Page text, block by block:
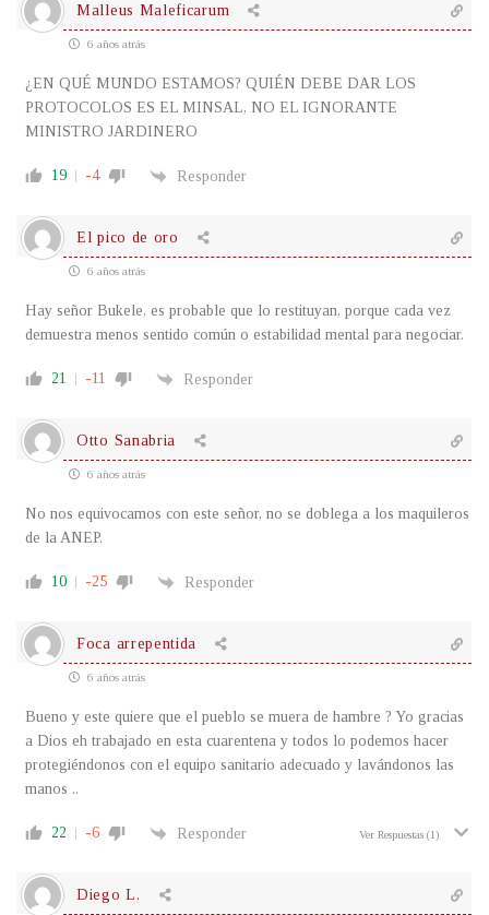
Malleus Maleficarum
6 años atrás
¿EN QUÉ MUNDO ESTAMOS? QUIÉN DEBE DAR LOS
PROTOCOLOS ES EL MINSAL, NO EL IGNORANTE
MINISTRO JARDINERO
19 -4 Responder
El pico de oro
6 años atrás
Hay señor Bukele, es probable que lo restituyan, porque cada vez
demuestra menos sentido común o estabilidad mental para negociar.
21 -11 Responder
Otto Sanabria
6 años atrás
No nos equivocamos con este señor, no se doblega a los maquileros
de la ANEP.
10 -25 Responder
Foca arrepentida
6 años atrás
Bueno y este quiere que el pueblo se muera de hambre ? Yo gracias
a Dios eh trabajado en esta cuarentena y todos lo podemos hacer
protegiéndonos con el equipo sanitario adecuado y lavándonos las
manos ..
22 -6 Responder Ver Respuestas (1)
Diego L.